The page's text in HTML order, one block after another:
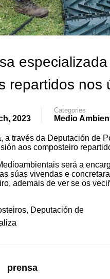
repartidos nos
2023
Categories
Medio
a través da Deputación de
aos composteiro
será a
súas vivendas e
ademais de ver se os
, Deputación de
prensa